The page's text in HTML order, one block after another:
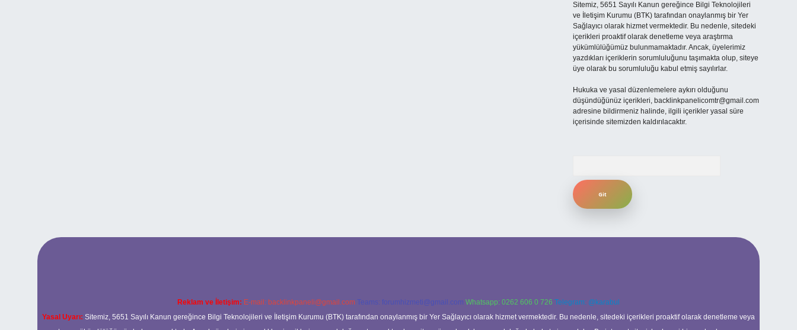
Sitemiz, 5651 Sayılı Kanun gereğince Bilgi Teknolojileri
ve İletişim Kurumu (BTK) tarafından onaylanmış bir Yer
Sağlayıcı olarak hizmet vermektedir. Bu nedenle, sitedeki
içerikleri proaktif olarak denetleme veya araştırma
yükümlülüğümüz bulunmamaktadır. Ancak, üyelerimiz
yazdıkları içeriklerin sorumluluğunu taşımakta olup, siteye
üye olarak bu sorumluluğu kabul etmiş sayılırlar.
Hukuka ve yasal düzenlemelere aykırı olduğunu
düşündüğünüz içerikleri, backlinkpanelicomtr@gmail.com
adresine bildirmeniz halinde, ilgili içerikler yasal süre
içerisinde sitemizden kaldırılacaktır.
Reklam ve İletişim: E-mail: backlinkpaneli@gmail.com Teams: forumhizmeti@gmail.com Whatsapp: 0262 606 0 726 Telegram: @karabul
Yasal Uyarı: Sitemiz, 5651 Sayılı Kanun gereğince Bilgi Teknolojileri ve İletişim Kurumu (BTK) tarafından onaylanmış bir Yer Sağlayıcı olarak hizmet vermektedir. Bu nedenle, sitedeki içerikleri proaktif olarak denetleme veya